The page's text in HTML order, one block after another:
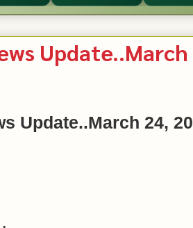
Update..March 24,